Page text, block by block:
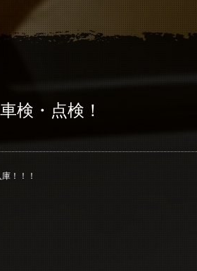
検・点検！
！！！